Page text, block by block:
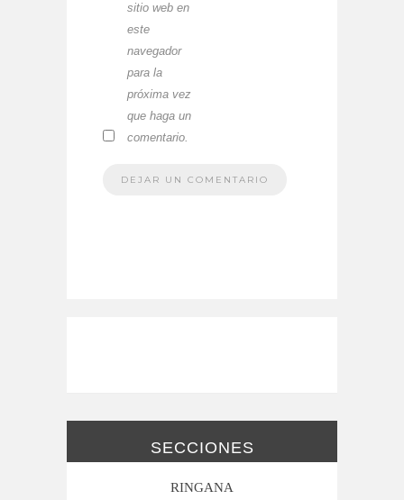
sitio web en
este
navegador
para la
próxima vez
que haga un
comentario.
SECCIONES
RINGANA